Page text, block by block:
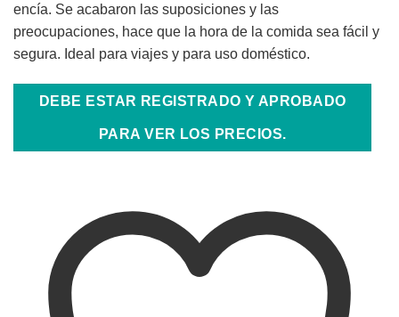
encía. Se acabaron las suposiciones y las
preocupaciones, hace que la hora de la comida sea fácil y
segura. Ideal para viajes y para uso doméstico.
DEBE ESTAR REGISTRADO Y APROBADO
PARA VER LOS PRECIOS.